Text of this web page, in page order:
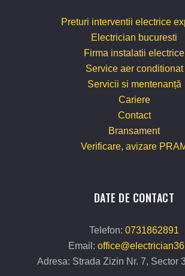
Preturi interventii electrice
Electrician bucuresti
Firma instalatii electrice
Service aer conditionat
Servicii si mentenanță
Cariere
Contact
Bransament
Verificare, avizare
DATE DE CONTACT
Telefon: 0731862891
Email:
Adresa: Strada Zizin Nr. 7, Sector